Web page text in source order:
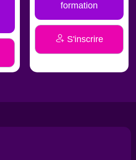
formation
S'inscrire